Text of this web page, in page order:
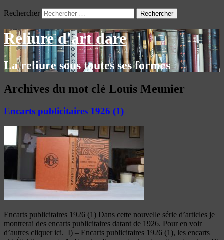
Rechercher
Reliure d'art dare
La reliure sous toutes ses formes
Archives du mot clé Louis Meunier
Encarts publicitaires 1926 (1)
Encarts publicitaires 1926 (1) Dans cette nouvelle série d’articles je
montrerai des encarts publicitaires datant de 1926. Pour en voir
d’autres cliquer ici. I) – Encarts publicitaires 1926 (1), les encarts